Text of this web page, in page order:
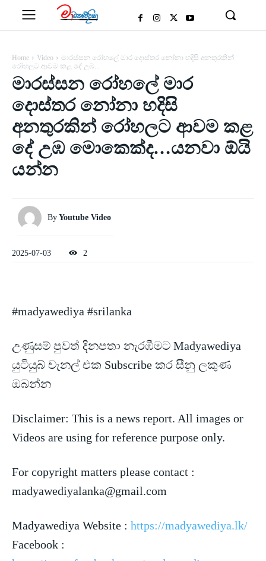
Home Video
මාරස්සන රෝහලේ මාර දොස්තර නෝනා හදිසි අනතුරකින්
රෝහලට ආවම කළ දේ උඹ...
මාරස්සන රෝහලේ මාර
දොස්තර නෝනා හදිසි
අනතුරකින් රෝහලට ආවම කළ
දේ උඹ මොකෙක්ද…යනවා ඕයි
යන්න
By Youtube Video
2025-07-03 2
#madyawediya #srilanka
උණුසම් පුවත් දිනපතා නැරඹීමට Madyawediya
යුටියුබ් චැනල් එක Subscribe කර සීනු ලකුණ
ඔබන්න
Disclaimer: This is a news report. All images or
Videos are using for reference purpose only.
For copyright matters please contact :
madyawediyalanka@gmail.com
Madyawediya Website : https://madyawediya.lk/
Facebook :